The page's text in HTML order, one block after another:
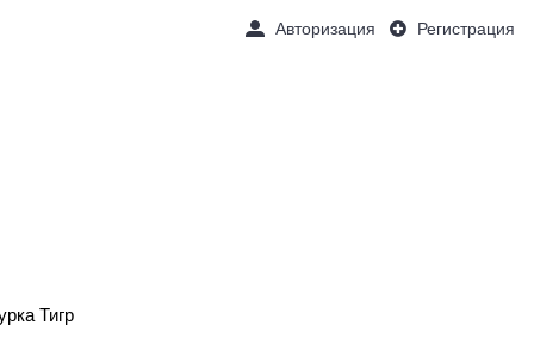
Авторизация Регистрация
Тигр